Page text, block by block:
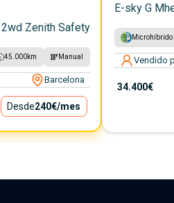
Zenith Safety
45.000km Manual
Barcelona
Desde240€/mes
E-sky G
Microhíbrido
Vendido
34.400€